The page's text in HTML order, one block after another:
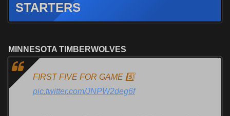
STARTERS
MINNESOTA TIMBERWOLVES
FIRST FIVE FOR GAME 5️⃣
pic.twitter.com/JNPW2deg6f